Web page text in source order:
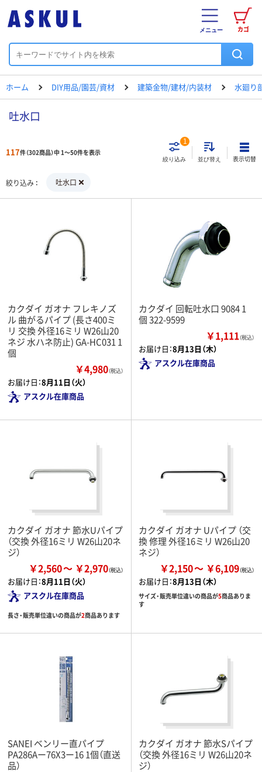
カゴ
メニュー
ホーム DIY用品/園芸/資材 建築金物/建材/内装材 水廻り
吐水口
117件（302商品）中 1～50件を表示
絞り込み
1
並び替え 表示切替
絞り込み 吐水口
カクダイ ガオナ フレキノズ
ル 曲がるパイプ (長さ400ミ
リ 交換 外径16ミリ W26山20
ネジ 水ハネ防止) GA-HC031 1
個
￥4,980（税込）
お届け日：8月11日（火）
アスクル在庫商品
カクダイ 回転吐水口 9084 1
個 322-9599
￥1,111（税込）
お届け日：8月13日（木）
アスクル在庫商品
カクダイ ガオナ 節水Uパイプ
（交換 外径16ミリ W26山20ネ
ジ）
￥2,560 ￥2,970
お届け日：8月11日（火）
アスクル在庫商品
長さ・販売単位違いの商品が2商品あります
カクダイ ガオナ Uパイプ （交
換 修理 外径16ミリ W26山20
ネジ）
￥2,150 ￥6,109
お届け日：8月13日（木）
サイズ・販売単位違いの商品が5商品ありま
す
SANEI ベンリー直パイプ
PA286Aー76X3ー16 1個（直送
品）
カクダイ ガオナ 節水Sパイプ
（交換 外径16ミリ W26山20ネ
ジ）